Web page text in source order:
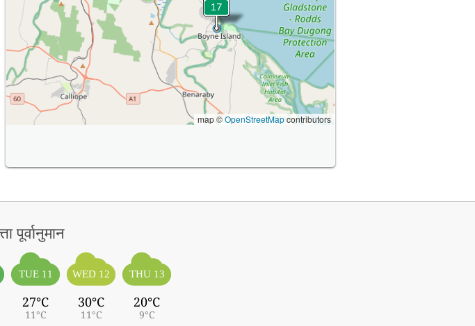
map ©OpenStreetMapcontributors
पूर्वानुमान
TUE 11
27°C
11°C
WED 12
30°C
11°C
THU 13
20°C
9°C